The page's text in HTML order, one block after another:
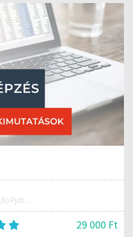
MS Excel/Visual Basic/Power BI/Python adatelemzési szakértő
29 000 Ft